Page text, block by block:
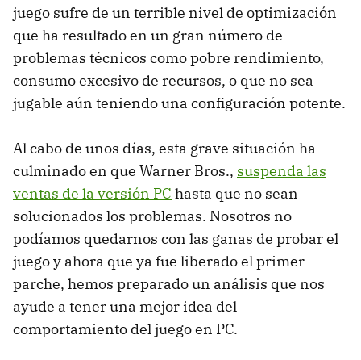
juego sufre de un terrible nivel de optimización
que ha resultado en un gran número de
problemas técnicos como pobre rendimiento,
consumo excesivo de recursos, o que no sea
jugable aún teniendo una configuración potente.
Al cabo de unos días, esta grave situación ha
culminado en que Warner Bros., suspenda las
ventas de la versión PC hasta que no sean
solucionados los problemas. Nosotros no
podíamos quedarnos con las ganas de probar el
juego y ahora que ya fue liberado el primer
parche, hemos preparado un análisis que nos
ayude a tener una mejor idea del
comportamiento del juego en PC.